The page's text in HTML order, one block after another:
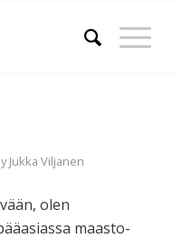
Jukka Viljanen
olen
maasto-